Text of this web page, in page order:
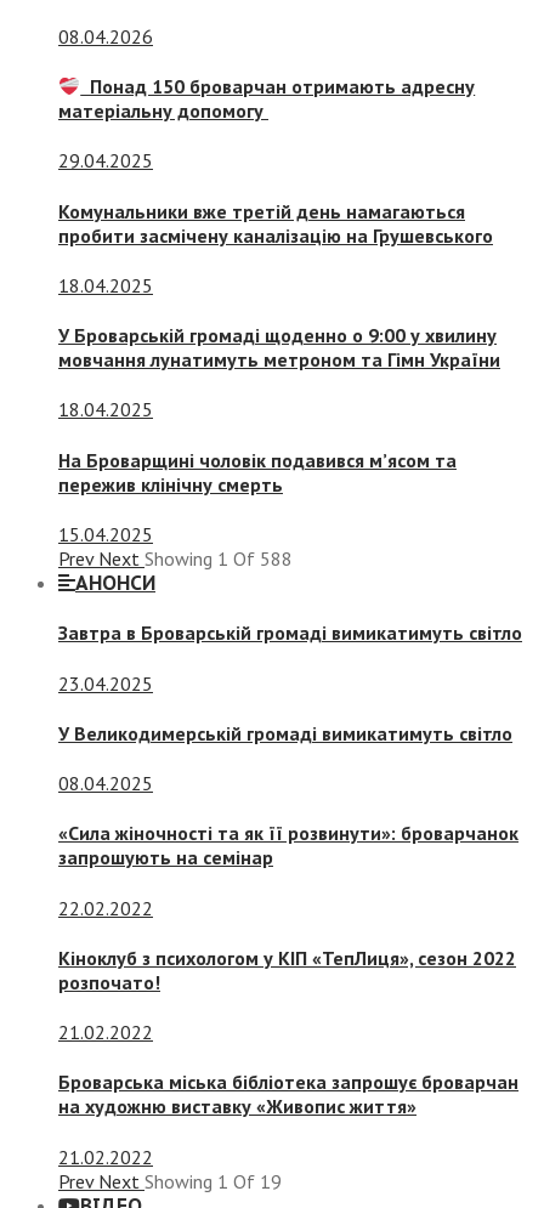
08.04.2026
Понад 150 броварчан отримають адресну
матеріальну допомогу
29.04.2025
Комунальники вже третій день намагаються
пробити засмічену каналізацію на Грушевського
18.04.2025
У Броварській громаді щоденно о 9:00 у хвилину
мовчання лунатимуть метроном та Гімн України
18.04.2025
На Броварщині чоловік подавився м’ясом та
пережив клінічну смерть
15.04.2025
Prev Next Showing 1 Of 588
АНОНСИ
Завтра в Броварській громаді вимикатимуть світло
23.04.2025
У Великодимерській громаді вимикатимуть світло
08.04.2025
«Сила жіночності та як її розвинути»: броварчанок
запрошують на семінар
22.02.2022
Кіноклуб з психологом у КІП «ТепЛиця», сезон 2022
розпочато!
21.02.2022
Броварська міська бібліотека запрошує броварчан
на художню виставку «Живопис життя»
21.02.2022
Prev Next Showing 1 Of 19